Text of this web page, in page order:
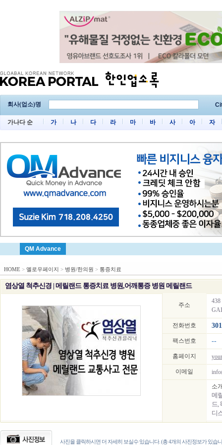
회사(업소)명
가나다 순 가 나 다 라 마 바 사 아 자
QM Advance
HOME > 옐로우페이지 > 병원/한의원 > 통증치료
염상열 척추신경 | 메릴랜드 통증치료 병원,어깨통증 병원 메릴랜드
주소
438
전화번호
팩스번호 --
홈페이지
이메일
소
메
드,
디
사진을 클릭하시면 더 자세히 보실수 있습니다. (총 4개의 사진정보가 있습